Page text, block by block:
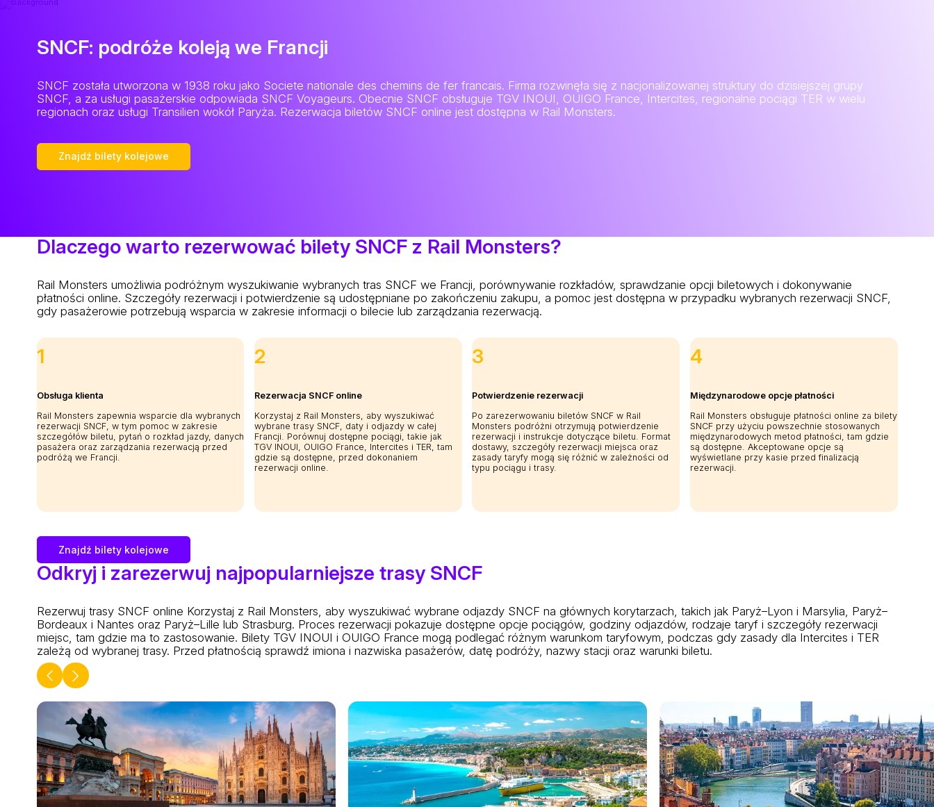
SNCF: podróże koleją we Francji
SNCF została utworzona w 1938 roku jako Societe nationale des chemins de fer francais. Firma rozwinęła się z nacjonalizowanej struktury do dzisiejszej grupy
SNCF, a za usługi pasażerskie odpowiada SNCF Voyageurs. Obecnie SNCF obsługuje TGV INOUI, OUIGO France, Intercites, regionalne pociągi TER w wielu
regionach oraz usługi Transilien wokół Paryża. Rezerwacja biletów SNCF online jest dostępna w Rail Monsters.
Znajdź bilety kolejowe
Dlaczego warto rezerwować bilety SNCF z Rail Monsters?
Rail Monsters umożliwia podróżnym wyszukiwanie wybranych tras SNCF we Francji, porównywanie rozkładów, sprawdzanie opcji biletowych i dokonywanie
płatności online. Szczegóły rezerwacji i potwierdzenie są udostępniane po zakończeniu zakupu, a pomoc jest dostępna w przypadku wybranych rezerwacji SNCF,
gdy pasażerowie potrzebują wsparcia w zakresie informacji o bilecie lub zarządzania rezerwacją.
1
Obsługa klienta
Rail Monsters zapewnia wsparcie dla wybranych
rezerwacji SNCF, w tym pomoc w zakresie
szczegółów biletu, pytań o rozkład jazdy, danych
pasażera oraz zarządzania rezerwacją przed
podróżą we Francji.
2
Rezerwacja SNCF online
Korzystaj z Rail Monsters, aby wyszukiwać
wybrane trasy SNCF, daty i odjazdy w całej
Francji. Porównuj dostępne pociągi, takie jak
TGV INOUI, OUIGO France, Intercites i TER, tam
gdzie są dostępne, przed dokonaniem
rezerwacji online.
3
Potwierdzenie rezerwacji
Po zarezerwowaniu biletów SNCF w Rail
Monsters podróżni otrzymują potwierdzenie
rezerwacji i instrukcje dotyczące biletu. Format
dostawy, szczegóły rezerwacji miejsca oraz
zasady taryfy mogą się różnić w zależności od
typu pociągu i trasy.
4
Międzynarodowe opcje płatności
Rail Monsters obsługuje płatności online za bilety
SNCF przy użyciu powszechnie stosowanych
międzynarodowych metod płatności, tam gdzie
są dostępne. Akceptowane opcje są
wyświetlane przy kasie przed finalizacją
rezerwacji.
Znajdź bilety kolejowe
Odkryj i zarezerwuj najpopularniejsze trasy SNCF
Rezerwuj trasy SNCF online Korzystaj z Rail Monsters, aby wyszukiwać wybrane odjazdy SNCF na głównych korytarzach, takich jak Paryż–Lyon i Marsylia, Paryż–
Bordeaux i Nantes oraz Paryż–Lille lub Strasburg. Proces rezerwacji pokazuje dostępne opcje pociągów, godziny odjazdów, rodzaje taryf i szczegóły rezerwacji
miejsc, tam gdzie ma to zastosowanie. Bilety TGV INOUI i OUIGO France mogą podlegać różnym warunkom taryfowym, podczas gdy zasady dla Intercites i TER
zależą od wybranej trasy. Przed płatnością sprawdź imiona i nazwiska pasażerów, datę podróży, nazwy stacji oraz warunki biletu.